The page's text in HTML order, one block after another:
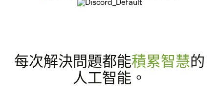
每次解決問題都能積累智慧的
人工智能。